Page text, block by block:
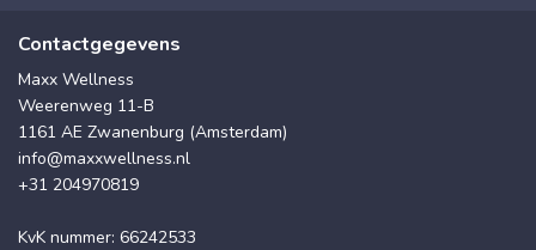
Contactgegevens
Maxx Wellness
Weerenweg 11-B
1161 AE Zwanenburg (Amsterdam)
info@maxxwellness.nl
+31 204970819
KvK nummer: 66242533